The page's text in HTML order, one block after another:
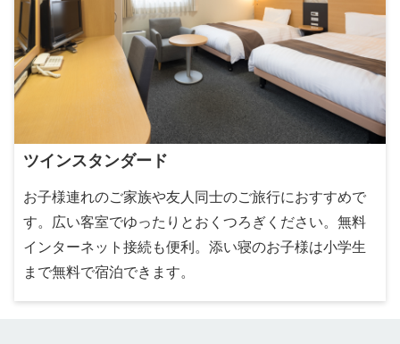
ツインスタンダード
お子様連れのご家族や友人同士のご旅行におすすめで
す。広い客室でゆったりとおくつろぎください。無料
インターネット接続も便利。添い寝のお子様は小学生
まで無料で宿泊できます。